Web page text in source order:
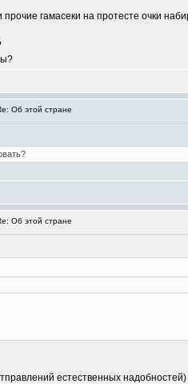
гамасеки на протесте очки
Об этой стране
Об этой стране
естественных